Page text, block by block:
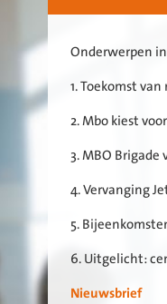
Onderwerpen
1. Toekomst
2. Mbo kiest
3. MBO Brigade
4. Vervanging
5.
6. Uitgelicht:
Nieuwsbrief